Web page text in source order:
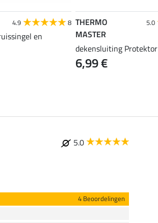
4.9 8
en
THERMO
MASTER
5.0
dekensluiting Protektor
6,99 €
5.0
4 Beoordelingen